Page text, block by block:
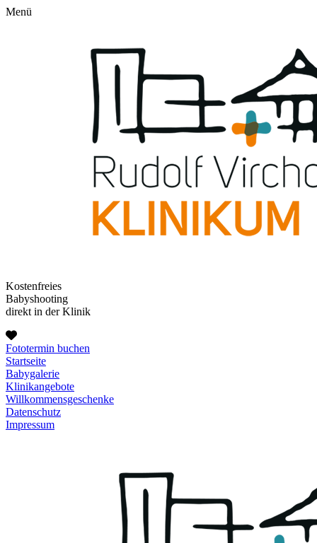
Menü
Kostenfreies
Babyshooting
direkt in der Klinik
Fototermin buchen
Startseite
Babygalerie
Klinikangebote
Willkommensgeschenke
Datenschutz
Impressum